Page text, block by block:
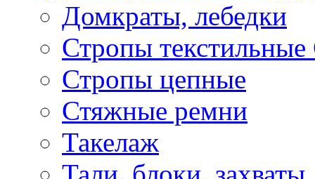
Домкраты, лебедки
Стропы
Стропы цепные
Стяжные ремни
Такелаж